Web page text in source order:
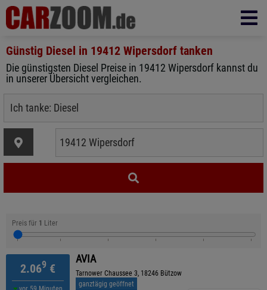
Günstig Diesel in 19412 Wipersdorf tanken
Die günstigsten Diesel Preise in 19412 Wipersdorf kannst du
in unserer Übersicht vergleichen.
Preis für 1 Liter
2.069 €
AVIA
Tarnower Chaussee 3, 18246 Bützow
ganztägig geöffnet